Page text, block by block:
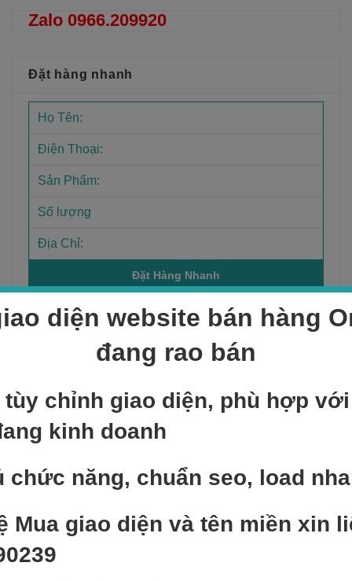
Zalo 0966.209920
Đặt hàng nhanh
Sản phẩm bán chạy
NEW
Add to cart
Sản phẩm mẫu 1
Sản phẩm mẫu 5
400,000
diện website bán hàng
đang rao bán
tùy chỉnh giao diện, phù hợp
kinh doanh
chức năng, chuẩn seo, load
Mua giao diện và tên miền xin